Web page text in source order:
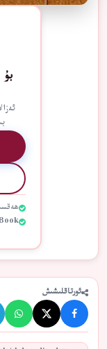
بۇ
ئورتاقلىشىش